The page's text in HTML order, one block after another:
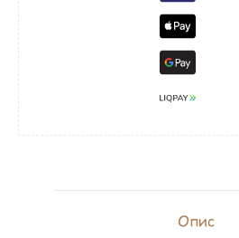
Опис